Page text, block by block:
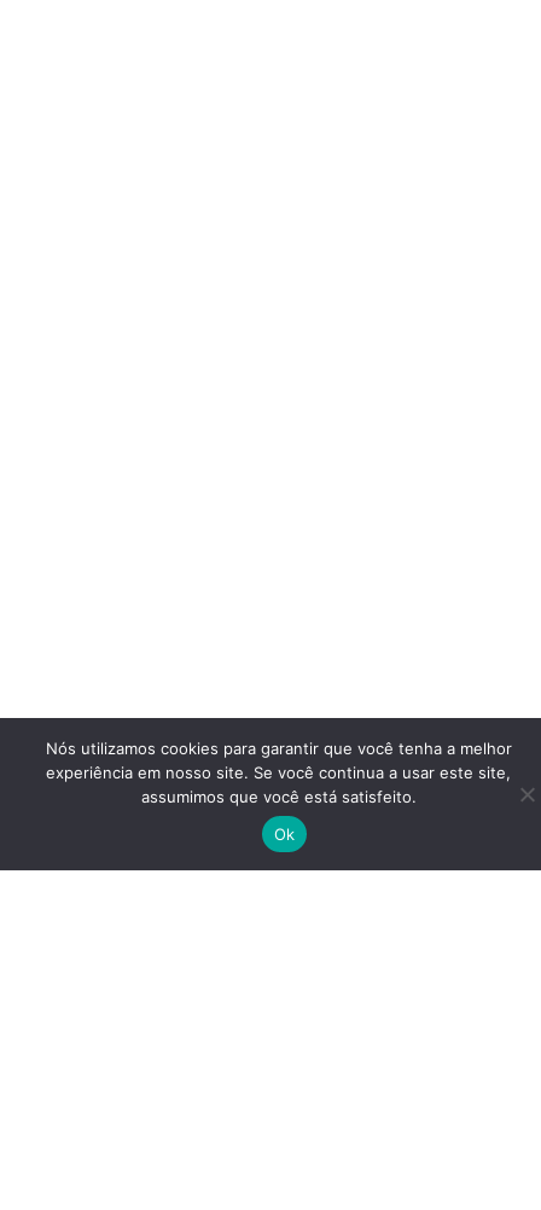
Nós utilizamos cookies para garantir que você tenha a melhor
experiência em nosso site. Se você continua a usar este site,
assumimos que você está satisfeito.
Ok